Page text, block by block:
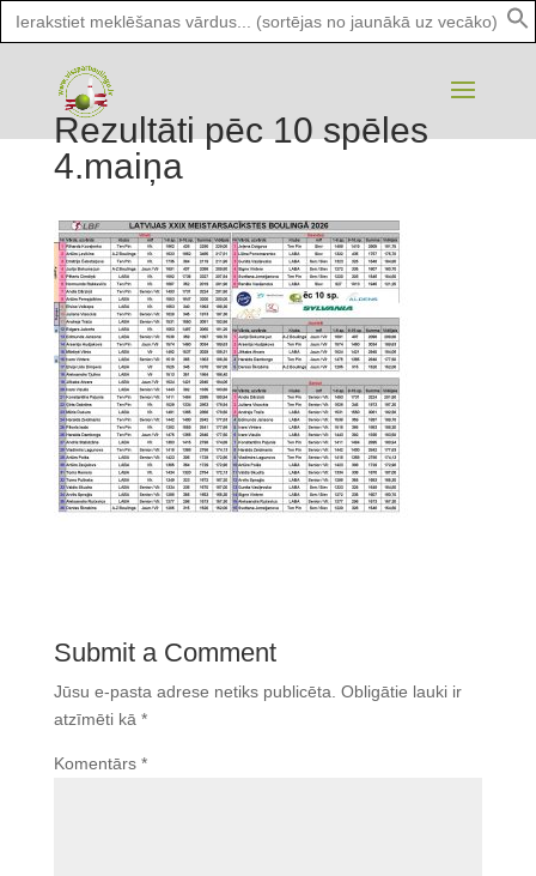
Search
for:
Rezultāti pēc 10 spēles
4.maiņa
Submit a Comment
Jūsu e-pasta adrese netiks publicēta. Obligātie lauki ir
atzīmēti kā *
Komentārs *